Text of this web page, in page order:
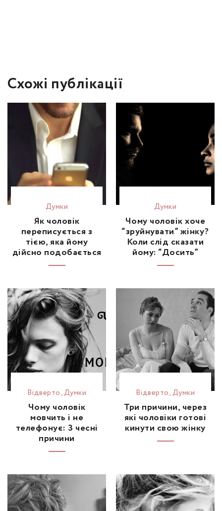
Схожі публікації
Думки
Як чоловік
переписується з
тією, яка йому
дійсно подобається
Думки
Чому чоловік хоче
“зруйнувати” жінку?
Коли слід сказати
йому: “Досить”
Відвертo,Думки
Чому чоловік
мовчить і не
телефонує: 3 чесні
причини
Відвертo,Думки
Три причини, через
які чоловіки готові
кинути свою жінку